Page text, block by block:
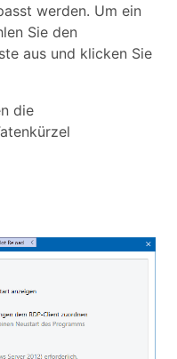
werden. Um ein
Sie den
aus und klicken Sie
die